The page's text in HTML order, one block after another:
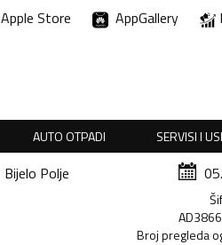
Apple Store AppGallery
AUTO OTPADI
SERVISI I
Bijelo Polje
Broj pregleda